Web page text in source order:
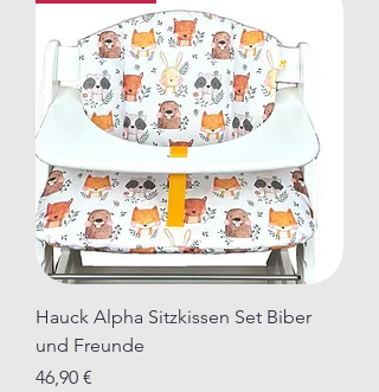
Hauck Alpha Sitzkissen Set Biber
und Freunde
Preis
46,90 €